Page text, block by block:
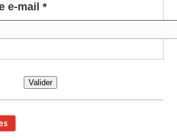
e-mail *
Valider